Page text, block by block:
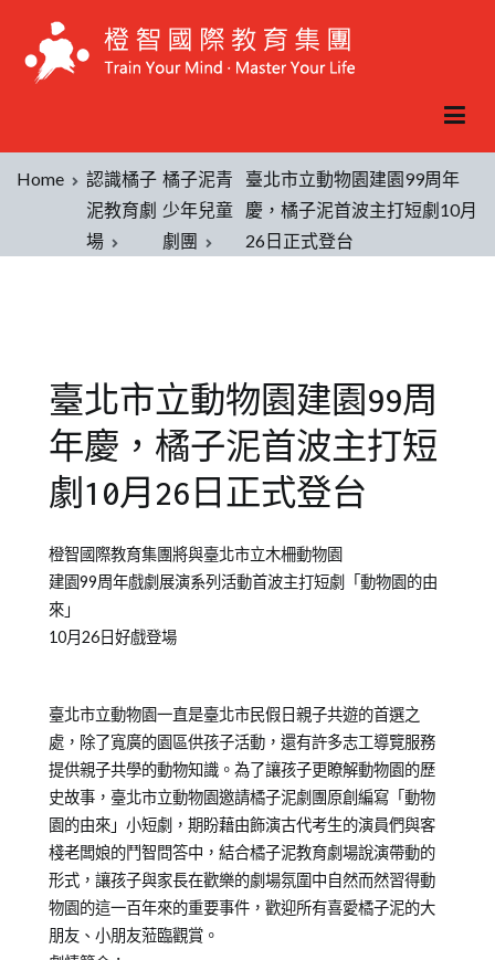
Home
認識橘子
泥教育劇
場
橘子泥青
少年兒童
劇團
臺北市立動物園建園99周年
慶，橘子泥首波主打短劇10月
26日正式登台
臺北市立動物園建園99周
年慶，橘子泥首波主打短
劇10月26日正式登台
Posted
on
2013-
10-
Posted
in
橘
子
少
年
兒
童
劇
團
橙智國際教育集團將與臺北市立木柵動物園
建園99周年戲劇展演系列活動首波主打短劇「動物園的由
來」
10月26日好戲登場
臺北市立動物園一直是臺北市民假日親子共遊的首選之
處，除了寬廣的園區供孩子活動，還有許多志工導覽服務
提供親子共學的動物知識。為了讓孩子更瞭解動物園的歷
史故事，臺北市立動物園邀請橘子泥劇團原創編寫「動物
園的由來」小短劇，期盼藉由飾演古代考生的演員們與客
棧老闆娘的鬥智問答中，結合橘子泥教育劇場說演帶動的
形式，讓孩子與家長在歡樂的劇場氛圍中自然而然習得動
物園的這一百年來的重要事件，歡迎所有喜愛橘子泥的大
朋友、小朋友蒞臨觀賞。